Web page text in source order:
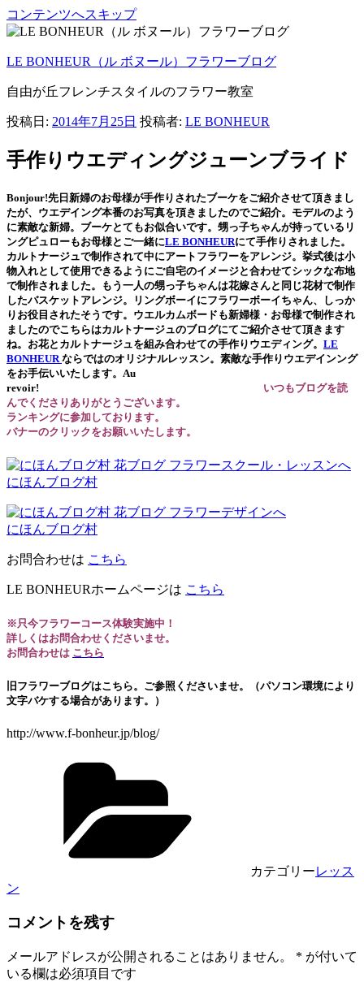
コンテンツへスキップ
LE BONHEUR（ル ボヌール）フラワーブログ
自由が丘フレンチスタイルのフラワー教室
投稿日: 2014年7月25日 投稿者: LE BONHEUR
手作りウエディングジューンブライド
Bonjour!先日新婦のお母様が手作りされたブーケをご紹介させて頂きまし
たが、ウエデイング本番のお写真を頂きましたのでご紹介。 モデルのよう
に素敵な新婦。ブーケとてもお似合いです。 甥っ子ちゃんが持っているリ
ングピュローもお母様とご一緒にLE BONHEURにて手作りされました。
カルトナージュで制作されて中にアートフラワーをアレンジ。挙式後は小
物入れとして使用できるようにご自宅のイメージと合わせてシックな布地
で制作されました。もう一人の甥っ子ちゃんは花嫁さんと同じ花材で制作
したバスケットアレンジ。リングボーイにフラワーボーイちゃん、しっか
りお役目されたそうです。 ウエルカムボードも新婦様・お母様で制作され
ましたのでこちらはカルトナージュのブログにてご紹介させて頂きます
ね。お花とカルトナージュを組み合わせての手作りウエディング。 LE
BONHEURならではのオリジナルレッスン。素敵な手作りウエデインング
をお手伝いいたします。Au
revoir! いつもブログを読
んでくださりありがとうございます。
ランキングに参加しております。
バナーのクリックをお願いいたします。
にほんブログ村
にほんブログ村
お問合わせは こちら
LE BONHEURホームページは こちら
※只今フラワーコース体験実施中！
詳しくはお問合わせくださいませ。
お問合わせは こちら
旧フラワーブログはこちら。ご参照くださいませ。（パソコン環境により
文字バケする場合があります。）
http://www.f-bonheur.jp/blog/
カテゴリーレッス
ン
コメントを残す
メールアドレスが公開されることはありません。 * が付いて
いる欄は必須項目です